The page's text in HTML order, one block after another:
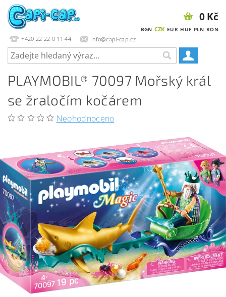
+420 22 22 0 11 44 info@capi-cap.cz
BGN CZK EUR HUF PLN RON
0 Kč
PLAYMOBIL® 70097 Mořský král
se žraločím kočárem
Neohodnoceno